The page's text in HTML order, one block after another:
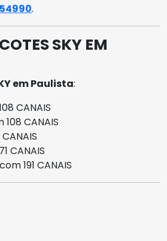
.
SKY EM
em Paulista:
CANAIS
108 CANAIS
CANAIS
com 191 CANAIS